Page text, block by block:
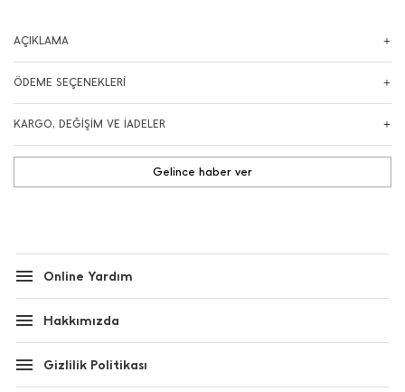
Gelince haber ver
AÇIKLAMA
ÖDEME SEÇENEKLERİ
KARGO, DEĞİŞİM VE İADELER
Online Yardım
Hakkımızda
Gizlilik Politikası